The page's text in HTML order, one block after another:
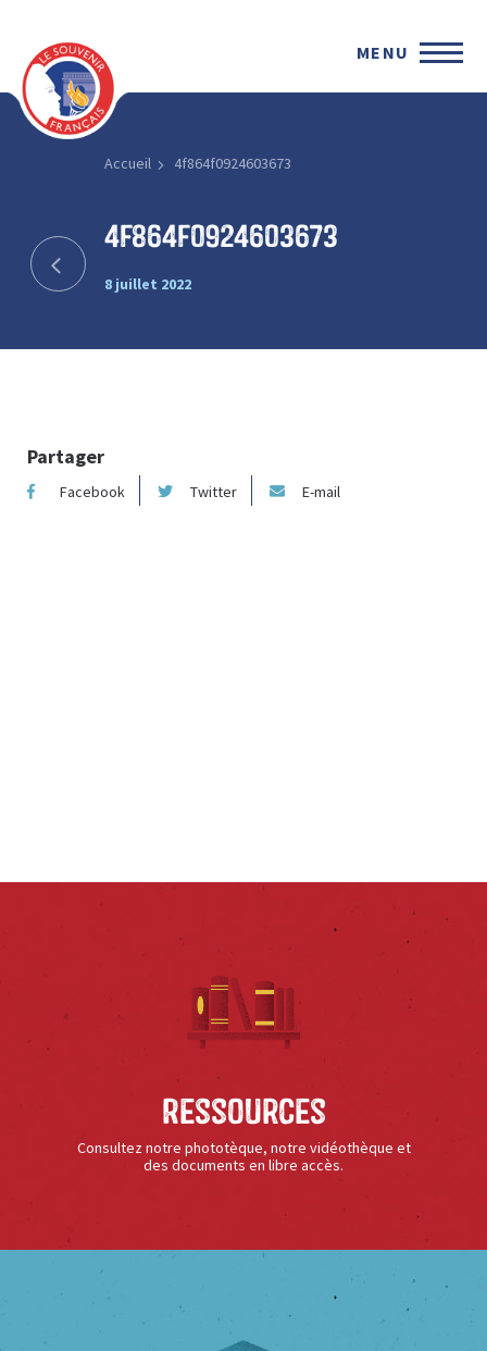
MENU
Accueil 4f864f0924603673
4f864f0924603673
8 juillet 2022
Partager
Facebook Twitter E-mail
Ressources
Consultez notre phototèque, notre vidéothèque et
des documents en libre accès.